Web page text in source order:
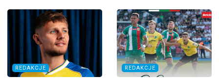
REDAKCJE REDAKCJE